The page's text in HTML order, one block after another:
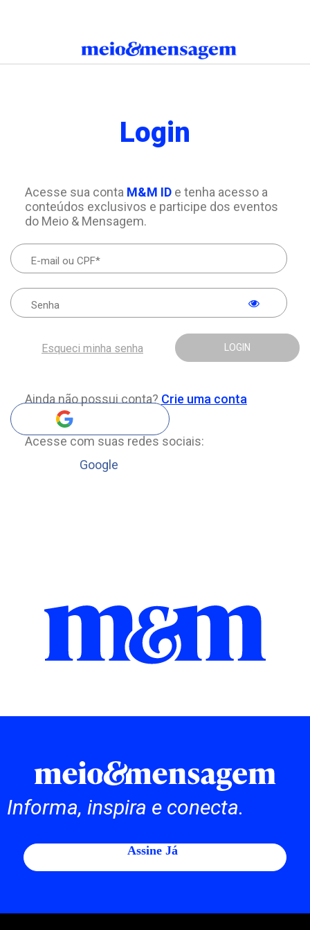
Login
Acesse sua conta M&M IDe tenha acesso a
conteúdos exclusivos e participe dos eventos
do Meio & Mensagem.
LOGIN
Esqueci minha senha
Ainda não possui conta? Crie uma conta
Acesse com suas redes sociais:
Google
Informa, inspira e conecta.
Assine Já